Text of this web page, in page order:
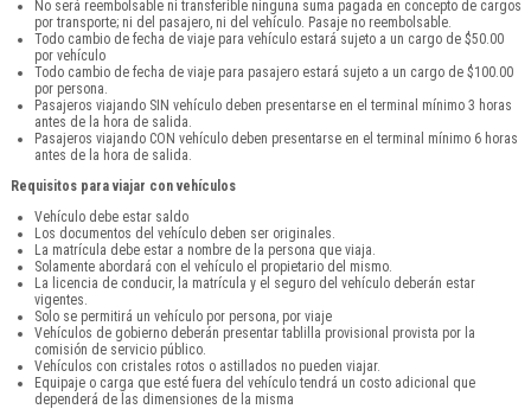
No será reembolsable ni transferible ninguna suma pagada en concepto de cargos
por transporte; ni del pasajero, ni del vehículo. Pasaje no reembolsable.
Todo cambio de fecha de viaje para vehículo estará sujeto a un cargo de $50.00
por vehículo
Todo cambio de fecha de viaje para pasajero estará sujeto a un cargo de $100.00
por persona.
Pasajeros viajando SIN vehículo deben presentarse en el terminal mínimo 3 horas
antes de la hora de salida.
Pasajeros viajando CON vehículo deben presentarse en el terminal mínimo 6 horas
antes de la hora de salida.
Requisitos para viajar con vehículos
Vehículo debe estar saldo
Los documentos del vehículo deben ser originales.
La matrícula debe estar a nombre de la persona que viaja.
Solamente abordará con el vehículo el propietario del mismo.
La licencia de conducir, la matrícula y el seguro del vehículo deberán estar
vigentes.
Solo se permitirá un vehículo por persona, por viaje
Vehículos de gobierno deberán presentar tablilla provisional provista por la
comisión de servicio público.
Vehículos con cristales rotos o astillados no pueden viajar.
Equipaje o carga que esté fuera del vehículo tendrá un costo adicional que
dependerá de las dimensiones de la misma